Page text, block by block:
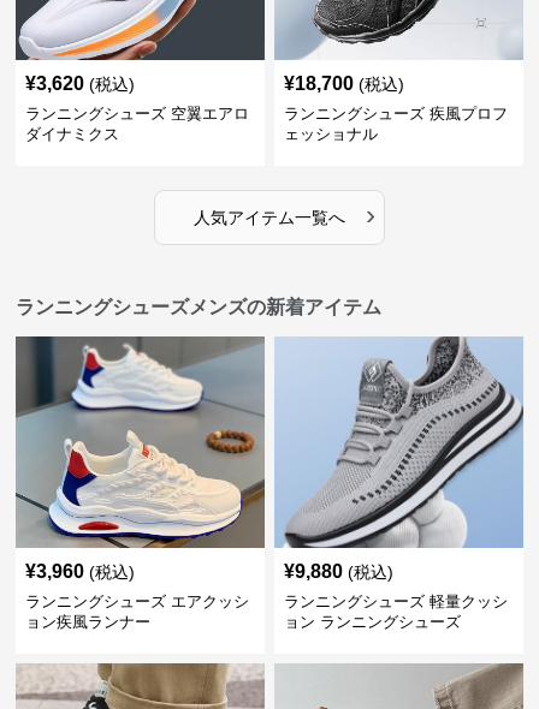
¥3,620 (税込)
ランニングシューズ 空翼エアロ
ダイナミクス
¥18,700 (税込)
ランニングシューズ 疾風プロフ
ェッショナル
人気アイテム一覧へ ›
ランニングシューズメンズの新着アイテム
¥3,960 (税込)
ランニングシューズ エアクッシ
ョン疾風ランナー
¥9,880 (税込)
ランニングシューズ 軽量クッシ
ョン ランニングシューズ